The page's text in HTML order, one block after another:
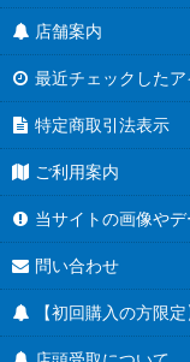
店舗案内
最近チェックしたア
特定商取引法表示
ご利用案内
当サイトの画像や
問い合わせ
【初回購入の方限